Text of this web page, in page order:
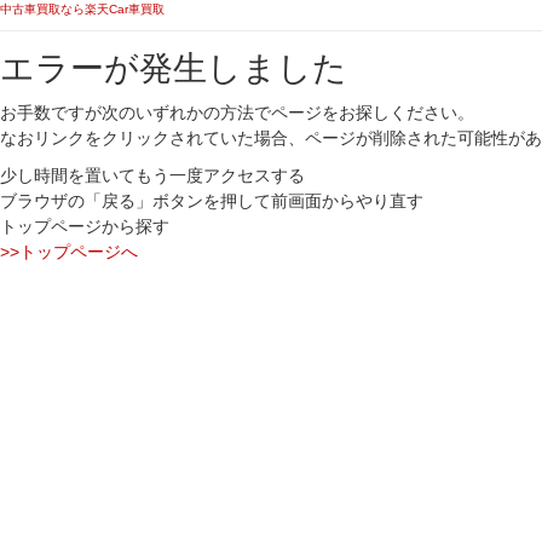
中古車買取なら楽天Car車買取
エラーが発生しました
お手数ですが次のいずれかの方法でページをお探しください。
なおリンクをクリックされていた場合、ページが削除された可能性が
少し時間を置いてもう一度アクセスする
ブラウザの「戻る」ボタンを押して前画面からやり直す
トップページから探す
>>トップページへ